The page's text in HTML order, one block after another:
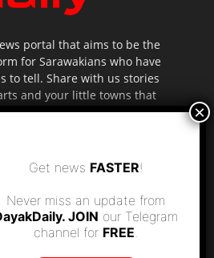
portal that aims to be the
for Sarawakians who have
to tell. Share with us stories
and your little towns that
in the mainstream
Get news FASTER!
Never miss an update from
JOIN our Telegram
channel for FREE.